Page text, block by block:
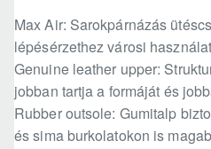
Max Air: Sarokpárnázás
lépésérzethez városi
Genuine leather upper:
jobban tartja a formáját és
Rubber outsole: Gumitalp
és sima burkolatokon is